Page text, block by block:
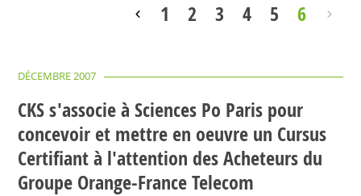
1 2 3 4 5 6
DÉCEMBRE 2007
CKS s'associe à Sciences Po Paris pour
concevoir et mettre en oeuvre un Cursus
Certifiant à l'attention des Acheteurs du
Groupe Orange-France Telecom